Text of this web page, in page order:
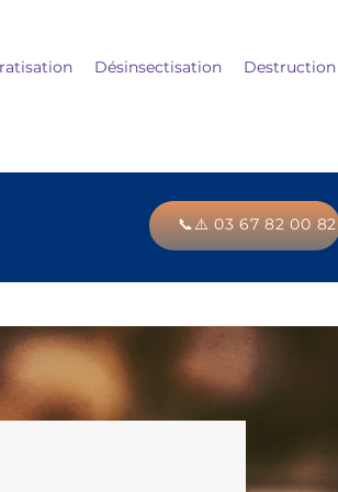
Désinsectisation Destruction
📞⚠️ 03 67 82 00 82